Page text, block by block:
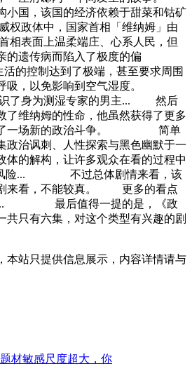
小国，该国的经济依赖于甜菜和钴矿
政体中，国家首相「维纳姆」由
表面上温柔端庄、心系人民，但
的遗传病而陷入了极度的偏
制达到了极端，甚至要求周围
吸，以免影响到空气湿度。
了身为测湿专家的男主... 然后
了维纳姆的性命，他虽然获得了更多
了一场新的政治斗争。 简单
政治讽刺、人性探索与黑色幽默于一
体的解构，让许多观众在看的过程中
风险... 不过总体剧情来看，该
剧来看，不能较真。 更多的看点
... 最后值得一提的是，《政
共只有六集，对这个类型有兴趣的剧
本站只提供信息展示，内容详情请与
材敏感尺度超大，你